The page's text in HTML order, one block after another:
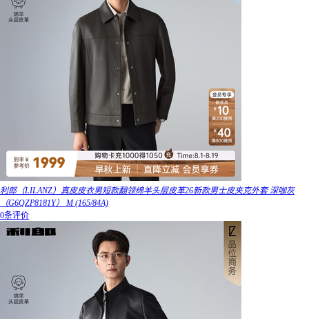
利郎（LILANZ）真皮皮衣男短款翻领绵羊头层皮革26新款男士皮夹克外套 深咖灰
（G6QZP8181Y） M (165/84A)
0条评价